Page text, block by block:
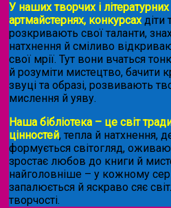
У наших творчих і
артмайстернях, конкурсахдіти
розкривають свої таланти,
натхнення й сміливо
свої мрії. Тут вони вчаться
й розуміти мистецтво, бачити
звуці та образі, розвивають
мислення й уяву.
Наша бібліотека – це світ
цінностей, тепла й натхнення,
формується світогляд,
зростає любов до книги й
найголовніше – у кожному
запалюється й яскраво сяє
творчості.